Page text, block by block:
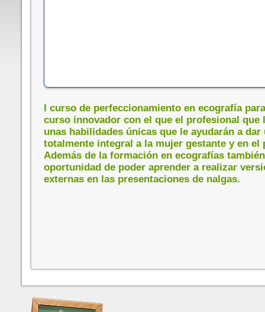
l curso de perfeccionamiento en ecografía
curso innovador con el que el profesional que
unas habilidades únicas que le ayudarán a dar
totalmente integral a la mujer gestante y en el
Además de la formación en ecografías
oportunidad de poder aprender a realizar
externas en las presentaciones de nalgas.